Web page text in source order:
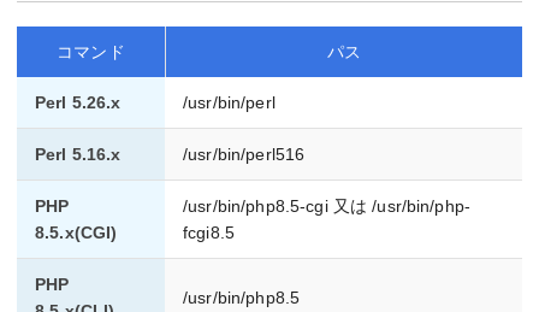
コマンド パス
Perl 5.26.x /usr/bin/perl
Perl 5.16.x /usr/bin/perl516
PHP
8.5.x(CGI)
/usr/bin/php8.5-cgi 又は /usr/bin/php-
fcgi8.5
PHP
/usr/bin/php8.5